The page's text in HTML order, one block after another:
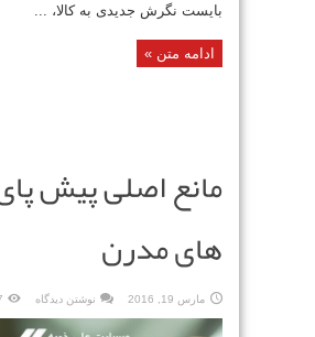
بایست نگرش جدیدی به کالا، ...
ادامه متن »
مانع اصلی پیش
های مدرن
مارس 19, 2016 نوشتن دیدگاه